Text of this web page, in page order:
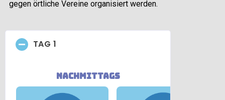
gegen örtliche Vereine organisiert werden.
TAG 1
nachmittags